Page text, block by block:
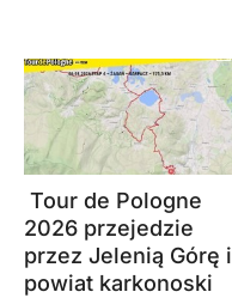
Tour de Pologne
2026 przejedzie
przez Jelenią Górę i
powiat karkonoski